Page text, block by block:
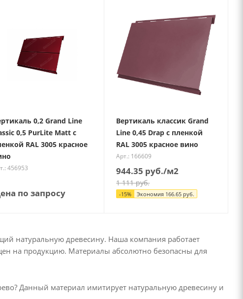
0,2 Grand Line
0,5 PurLite Matt с
RAL 3005 красное
456953
по запросу
Вертикаль классик Grand
Line 0,45 Drap с пленкой
RAL 3005 красное вино
Арт.: 166609
944.35 руб./м2
1 111руб.
-15% Экономия 166.65 руб.
натуральную древесину. Наша компания работает
на продукцию. Материалы абсолютно безопасны для
Данный материал имитирует натуральную древесину и